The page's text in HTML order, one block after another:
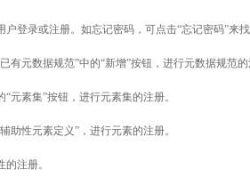
登录或注册。如忘记密码，可点击“忘记密码”来找
有元数据规范”中的“新增”按钮，进行元数据规范的
元素集”按钮，进行元素集的注册。
助性元素定义”，进行元素的注册。
注册。